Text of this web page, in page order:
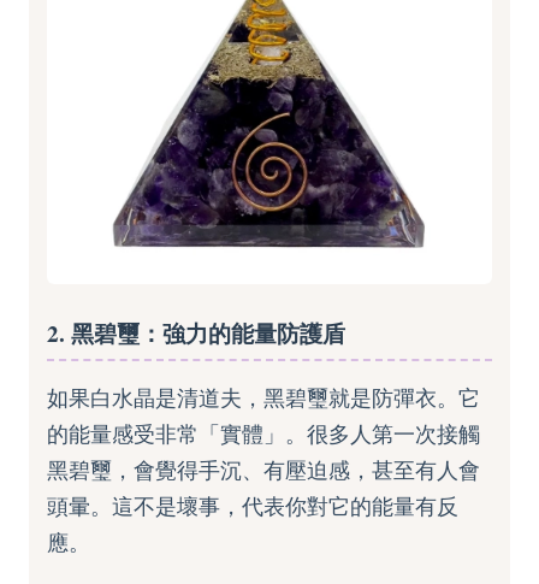
2. 黑碧璽：強力的能量防護盾
如果白水晶是清道夫，黑碧璽就是防彈衣。它
的能量感受非常「實體」。很多人第一次接觸
黑碧璽，會覺得手沉、有壓迫感，甚至有人會
頭暈。這不是壞事，代表你對它的能量有反
應。